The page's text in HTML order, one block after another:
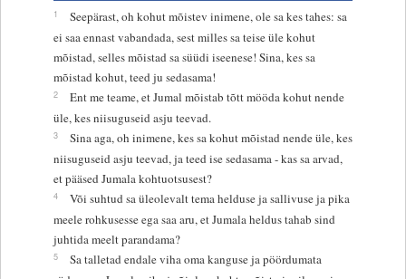
1
Seepärast, oh kohut mõistev inimene, ole sa kes tahes: sa
ei saa ennast vabandada, sest milles sa teise üle kohut
mõistad, selles mõistad sa süüdi iseenese! Sina, kes sa
mõistad kohut, teed ju sedasama!
2
Ent me teame, et Jumal mõistab tõtt mööda kohut nende
üle, kes niisuguseid asju teevad.
3
Sina aga, oh inimene, kes sa kohut mõistad nende üle, kes
niisuguseid asju teevad, ja teed ise sedasama - kas sa arvad,
et pääsed Jumala kohtuotsusest?
4
Või suhtud sa üleolevalt tema helduse ja sallivuse ja pika
meele rohkusesse ega saa aru, et Jumala heldus tahab sind
juhtida meelt parandama?
5
Sa talletad endale viha oma kanguse ja pöördumata